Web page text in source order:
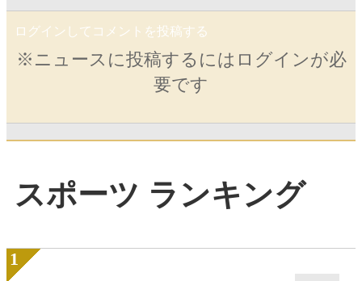
ログインしてコメントを投稿する
※ニュースに投稿するにはログインが必
要です
スポーツ ランキング